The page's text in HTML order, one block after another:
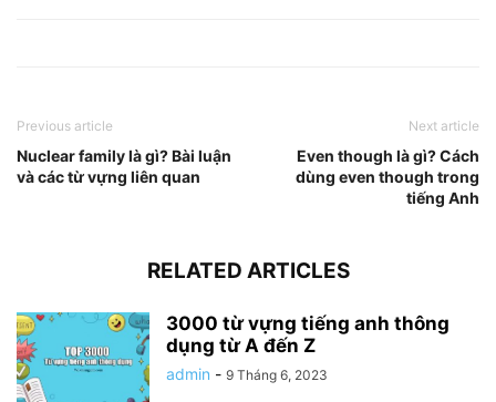
Previous article
Nuclear family là gì? Bài luận
và các từ vựng liên quan
Next article
Even though là gì? Cách
dùng even though trong
tiếng Anh
RELATED ARTICLES
3000 từ vựng tiếng anh thông
dụng từ A đến Z
admin - 9 Tháng 6, 2023